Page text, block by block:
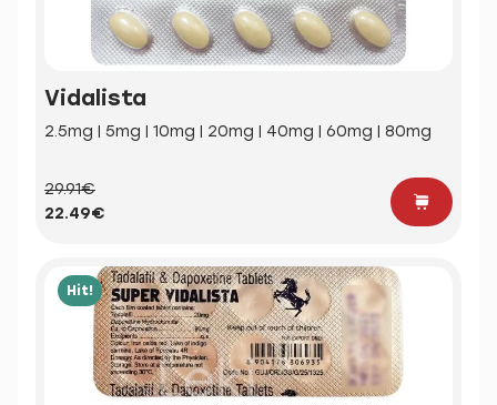
Vidalista
2.5mg | 5mg | 10mg | 20mg | 40mg | 60mg | 80mg
29.91€
22.49€
Hit!